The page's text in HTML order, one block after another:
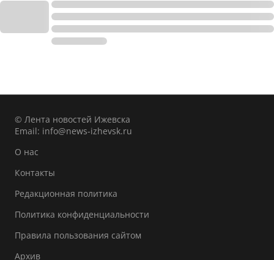
© Лента новостей Ижевска
Email: info@news-izhevsk.ru
О нас
Контакты
Редакционная политика
Политика конфиденциальности
Правила пользования сайтом
Архив